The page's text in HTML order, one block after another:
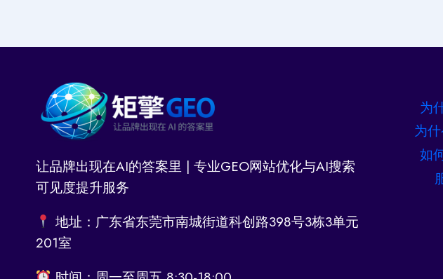
让品牌出现在AI的答案里 | 专业GEO网站优化与AI搜索
可见度提升服务
地址：广东省东莞市南城街道科创路398号3栋3单元
201室
为
为
如